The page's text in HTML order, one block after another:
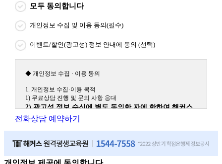
모두 동의합니다
개인정보 수집 및 이용 동의(필수)
이벤트/할인(광고성) 정보 안내에 동의 (선택)
◆ 개인정보 수집 · 이용 동의
1. 개인정보 수집·이용 목적
1) 무료상담 진행 및 문의 사항 응대
2) 광고성 정보 수신에 별도 동의한 자에 한하여 해커스
원격평생교육원을 비롯한 해커스 교육그룹의 새로운 서
(해커스교육그룹: 해커스인강, 해커스프랩, 해커스톡, 해커스중국
원, 해커스경찰, 해커스소방, 해커스공인중개사, 해커스주택관리
전화상담 예약하기